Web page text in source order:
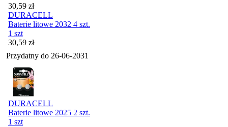
Cena
30,59 zł
DURACELL
Baterie litowe 2032 4 szt.
1 szt
Cena
30,59 zł
Przydatny do 26-06-2031
DURACELL
Baterie litowe 2025 2 szt.
1 szt